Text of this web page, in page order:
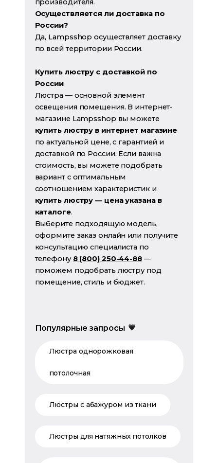
производителя.
Осуществляется ли доставка по
России?
Да, Lampsshop осуществляет доставку
по всей территории России.
Купить люстру с доставкой по
России
Люстра — основной элемент
освещения помещения. В интернет-
магазине Lampsshop вы можете
купить люстру в интернет магазине
по актуальной цене, с гарантией и
доставкой по России. Если важна
стоимость, вы можете подобрать
вариант с оптимальным
соотношением характеристик и
купить люстру — цена указана в
каталоге.
Выберите подходящую модель,
оформите заказ онлайн или получите
консультацию специалиста по
телефону 8 (800) 250-44-88—
поможем подобрать люстру под
помещение, стиль и бюджет.
Популярные запросы
Люстра однорожковая
потолочная
Люстры с абажуром из ткани
Люстры для натяжных потолков